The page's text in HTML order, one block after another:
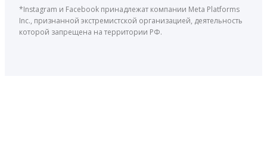
*Instagram и Facebook принадлежат компании Meta Platforms
Inc., признанной экстремистской организацией, деятельность
которой запрещена на территории РФ.